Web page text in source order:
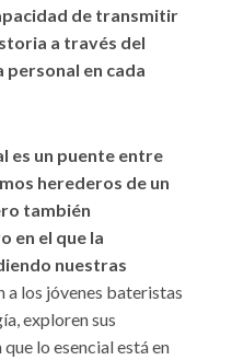
de transmitir
a través del
personal en cada
es un puente entre
herederos de un
también
en el que la
nuestras
a los jóvenes bateristas
exploren sus
lo esencial está en